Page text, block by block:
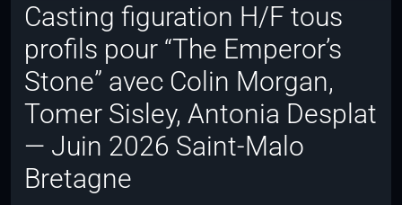
Casting figuration H/F tous
profils pour “The Emperor’s
Stone” avec Colin Morgan,
Tomer Sisley, Antonia Desplat
— Juin 2026 Saint-Malo
Bretagne